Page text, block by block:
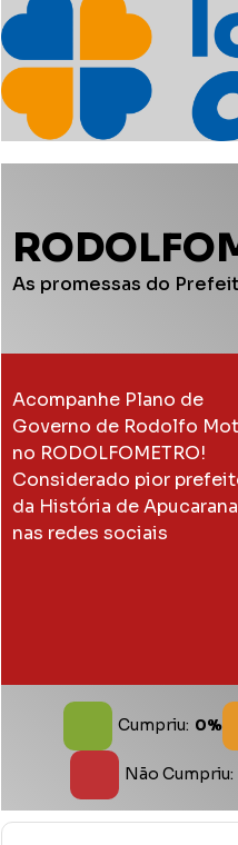
As promessas do
Acompanhe Plano de
Governo de Rodolfo
no RODOLFOMETRO!
Considerado pior
da História de Apucarana
nas redes sociais
Cumpriu: 0%
Não Cumpriu: